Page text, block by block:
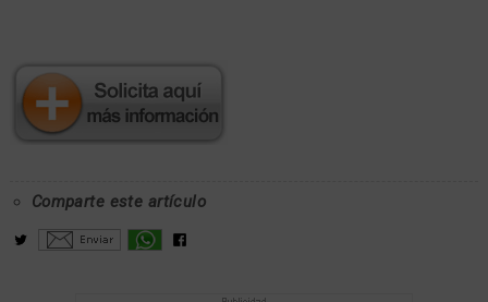
Comparte este artículo